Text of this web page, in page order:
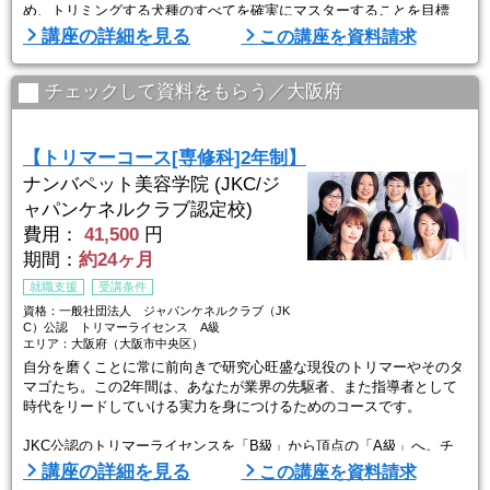
め、トリミングする犬種のすべてを確実にマスターすることを目標
に、実社会で愛犬家からのさまざまな要求に対応できる実力派トリマ
ーを育成します。
・年間1人あたりの実習頭数 約180頭
・主な就職先 ペット美容室／動物病院／ペットショップ／独立・開
見学～体験入学まで
・見学
まずは本学院の雰囲気を知るために、お気軽に見学に ...
講座の詳細を見る この講座を資料請求
チェックして資料をもらう／大阪府
【トリマーコース[専修科]2年制】
ナンバペット美容学院 (JKC/ジ
ャパンケネルクラブ認定校)
費用：
41,500 円
期間： 約24ヶ月
就職支援
受講条件
資格：一般社団法人 ジャパンケネルクラブ（JK
C）公認 トリマーライセンス A級
エリア：大阪府（大阪市中央区）
自分を磨くことに常に前向きで研究心旺盛な現役のトリマーやそのタ
マゴたち。この2年間は、あなたが業界の先駆者、また指導者として
時代をリードしていける実力を身につけるためのコースです。
JKC公認のトリマーライセンスを「B級」から頂点の「A級」へ。チ
ャレンジし続けるあなたを学院が全力でバックアップします。
講座の詳細を見る この講座を資料請求